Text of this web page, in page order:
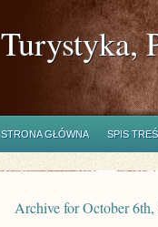
Turystyka,
STRONA GŁÓWNA SPIS
Archive for October 6th,